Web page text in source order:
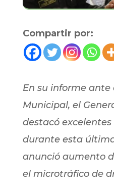
Compartir por:
En su informe ante
Municipal, el
destacó excelentes
durante esta
anunció aumento
el microtráfico de